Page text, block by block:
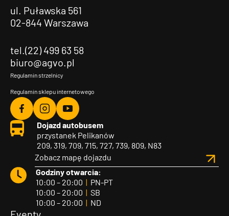
ul. Puławska 561
02-844 Warszawa
tel.(22) 499 63 58
biuro@agvo.pl
Regulamin strzelnicy
Regulamin sklepu internetowego
Agvo
Facebook
Agvo
Instagram
Agvo
YouTube
Dojazd autobusem
przystanek Pelikanów
209, 319, 709, 715, 727, 739, 809, N83
Zobacz mapę dojazdu
Godziny otwarcia:
10:00 – 20:00 | PN-PT
10:00 – 20:00 | SB
10:00 – 20:00 | ND